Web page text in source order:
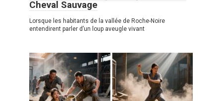
Cheval Sauvage
Lorsque les habitants de la vallée de Roche-Noire
entendirent parler d’un loup aveugle vivant